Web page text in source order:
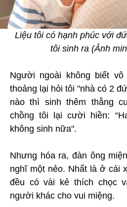
Liệu tôi có hạnh phúc với
tôi sinh ra (Ảnh
Người ngoài không biết
thoảng lại hỏi tôi "nhà có 2
nào thì sinh thêm thằng
chồng tôi lại cười hiền:
không sinh nữa".
Nhưng hóa ra, đàn ông
nghĩ một nẻo. Nhất là ở cái
đều có vài kẻ thích chọc
người khác cho vui miệng.